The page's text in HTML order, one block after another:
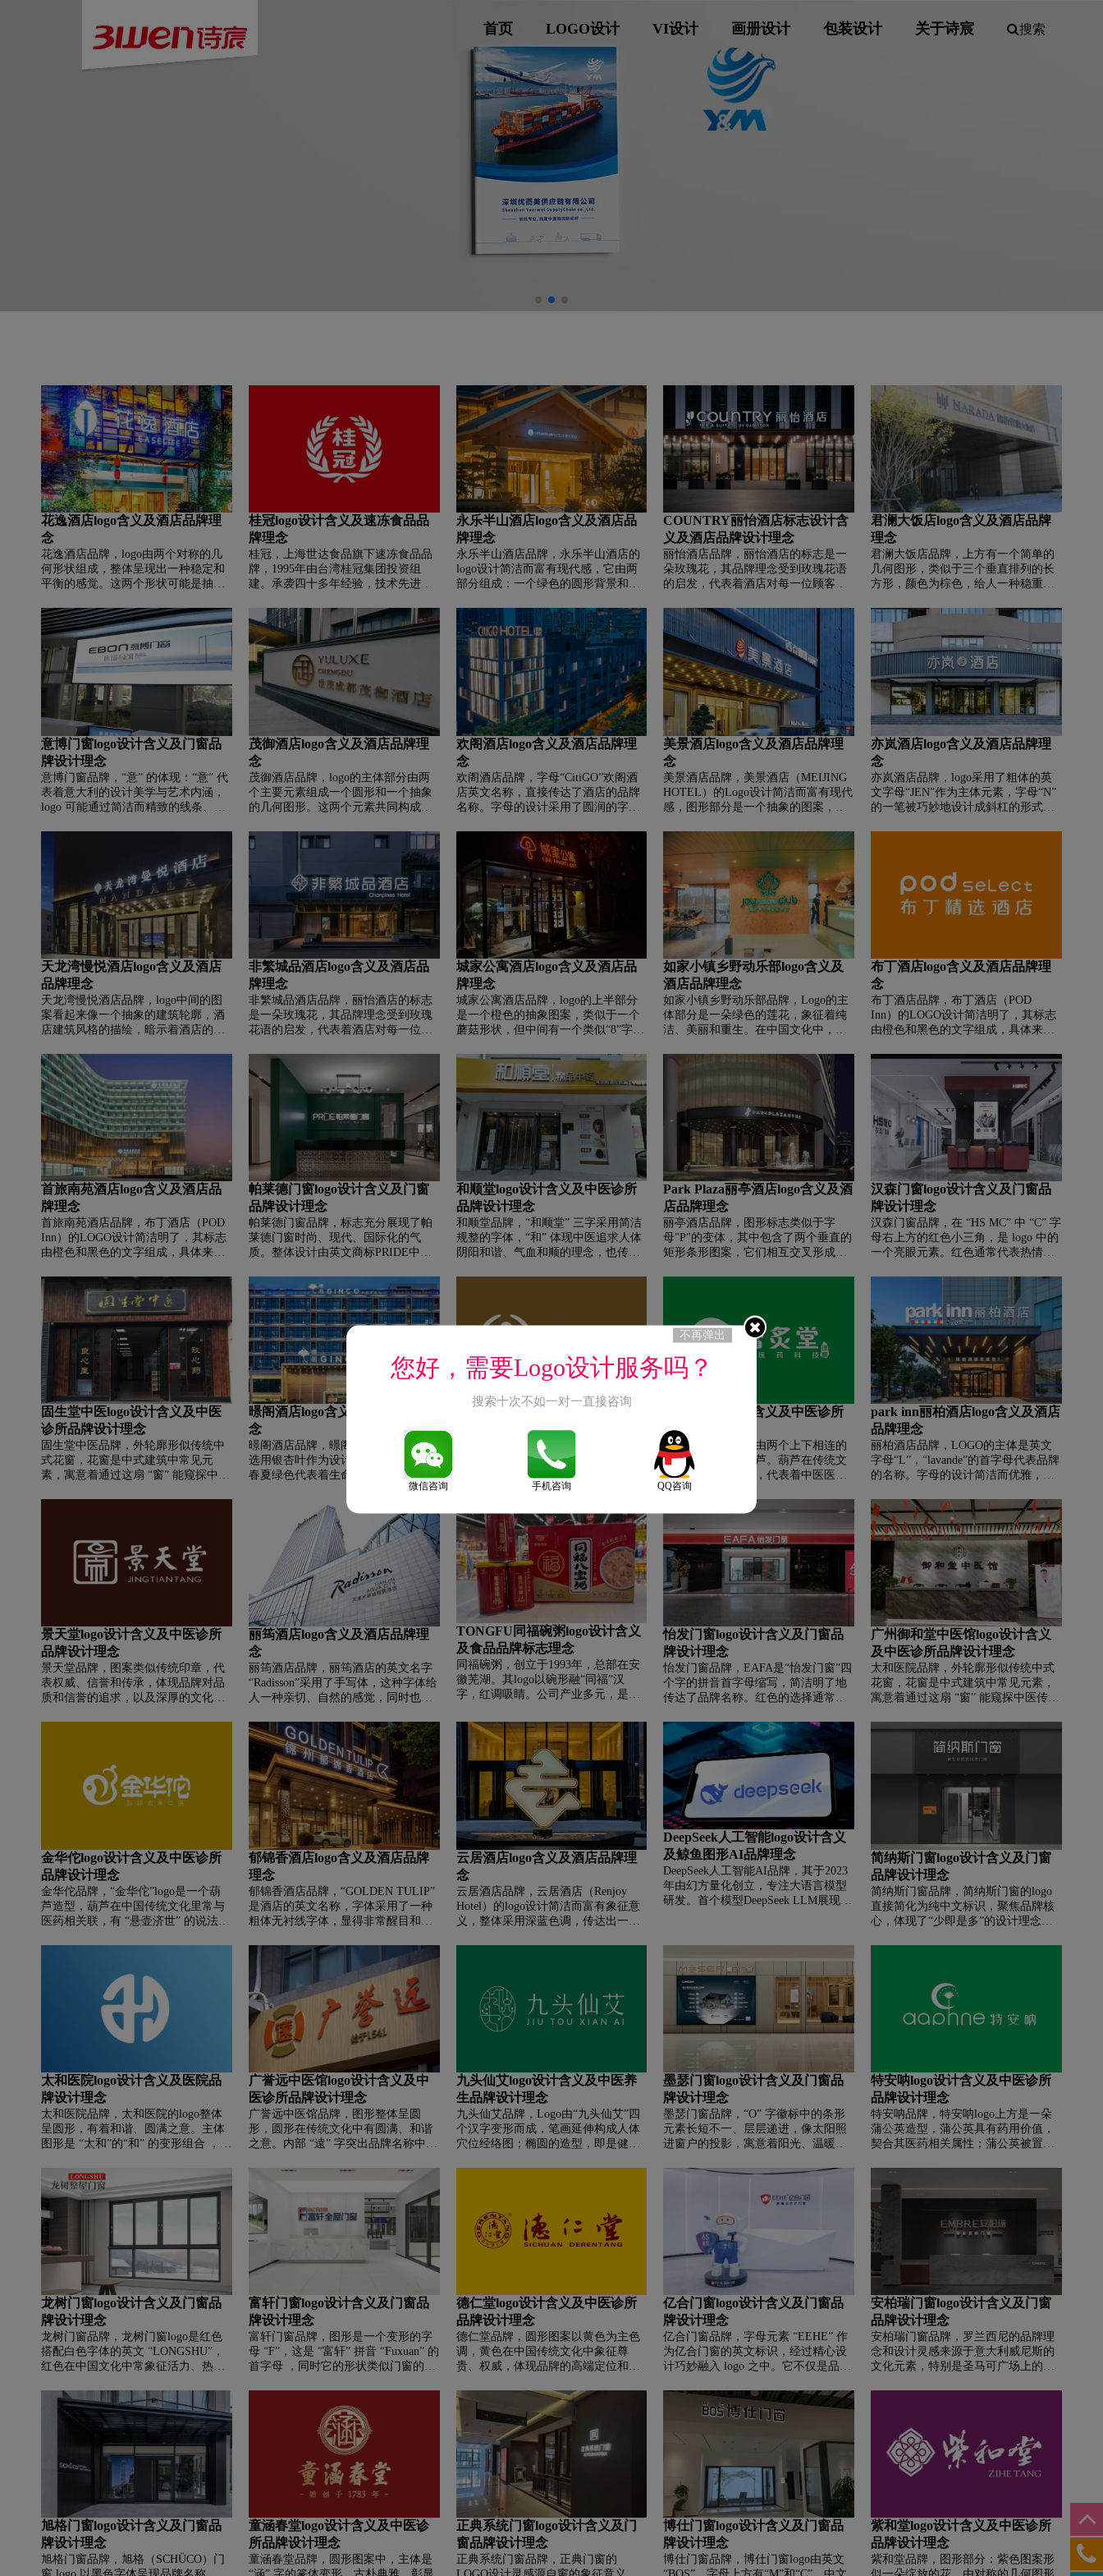
首页 LOGO设计 VI设计 画册设计 包装设计 关于诗宸 搜索
花逸酒店logo含义及酒店品牌理
念
花逸酒店品牌，‌‌logo由两个对称的几
何形状组成，整体呈现出一种稳定和
平衡的感觉。这两个形状可能是抽象
环境和服务质量。黑色通常代表着稳
重、成熟和高贵，这种颜色的选择可
能意在传达柏槿酒店的高端服务和专
业形象。简洁大方的设计风格体现了
柏槿酒店对细节的关注和对高品质的
追求。同时，这种设计也容易让人记
住，有助于提升品牌知名度。
桂冠logo设计含义及速冻食品品
牌理念
桂冠，上海世达食品旗下速冻食品品
牌，1995年由台湾桂冠集团投资组
建。承袭四十多年经验，技术先进，
鲜等多品类，畅销国内外。秉持“创
新、认真、负责”，以品质和丰富品
种，为消费者带来美味健康的速冻美
食。
永乐半山酒店logo含义及酒店品
牌理念
永乐半山酒店品牌，‌‌永乐半山酒店的
logo设计简洁而富有现代感，它由两
部分组成：一个绿色的圆形背景和一
征着自然、生长和和谐，这与永乐半
山酒店倡导的自然极简设计理念相契
合。白色则代表着纯净、高雅和宁
静，进一步强化了酒店想要传递的清
新和放松的氛围。
COUNTRY丽怡酒店标志设计含
义及酒店品牌设计理念
丽怡酒店品牌，‌‌丽怡酒店的标志是一
朵玫瑰花，其品牌理念受到玫瑰花语
的启发，代表着酒店对每一位顾客的
中的“心怡之所”。整个标志的设计简
洁而现代，色彩搭配清新，给人一种
温馨、舒适的感觉，符合丽怡酒店的
品牌定位。
君澜大饭店logo含义及酒店品牌
理念
君澜大饭店品牌，‌‌上方有一个简单的
几何图形，类似于三个垂直排列的长
方形，颜色为棕色，给人一种稳重的
汉字，字体较为传统且清晰易读。在
汉字下面有一行较小的英文“Yancheng
Jiangsu · China”，表示饭店的位置信
息。最底部是大写的“NARADA”，这
是君澜酒店集团的英文名称。
意博门窗logo设计含义及门窗品
牌设计理念
意博门窗品牌，‌‌“意” 的体现：“意” 代
表着意大利的设计美学与艺术内涵，
logo 可能通过简洁而精致的线条、优
之意，象征着意博门窗拥有丰富的产
品系列、广泛的市场覆盖以及深厚的
品牌底蕴。logo 的设计可能寓意着品
牌在门窗领域的广泛涉猎和深入探
索，展现出品牌的多元化和综合性。
茂御酒店logo含义及酒店品牌理
念
茂御酒店品牌，‌‌logo的主体部分由两
个主要元素组成一个圆形和一个抽象
的几何图形。这两个元素共同构成了
满、和谐与包容性，这与茂御酒店所
追求的服务理念和客户体验相契合。
其次，圆圈内部的几何图形则是由一
系列直线和曲线构成，它们组成了一
个复杂的图案。这个图案看起来像是
一扇门或窗框，象征着进入一个新的
领域或空间。整个logo的颜色采用了
棕色系，这种颜色通常与温暖、舒适
和自然联系在一起，这符合茂御酒店
想要传达的氛围和感觉。
欢阁酒店logo含义及酒店品牌理
念
欢阁酒店品牌，‌‌字母“CitiGO”欢阁酒
店英文名称，直接传达了酒店的品牌
名称。字母的设计采用了圆润的字
合酒店想要传递的温馨和舒适的印
象。黑色和红色都是强烈的颜色突出
酒店的现代感和活力，同时也暗示着
酒店提供的多样化和充满活力的住宿
体验。LOGO的整体布局平衡和谐，
文字部分清晰可见，图形部分简洁大
方。这样的设计使得LOGO在各种应
用场合都能保持良好的视觉效果和专
业形象。
美景酒店logo含义及酒店品牌理
念
美景酒店品牌，‌‌美景酒店（MEIJING
HOTEL）的Logo设计简洁而富有现代
感，图形部分是一个抽象的图案，类
求的品质和服务水平，同时也传达了
一种动感与活力。中文为“美景酒
店”，英文为“MEIJING HOTEL”。字
体选用的是粗体字，使其更加醒目易
记。中文“美景酒店”直接表达了酒店
的中文名称，而英文“MEIJING
HOTEL”则是对中文的音译，便于国
际游客识别。
亦岚酒店logo含义及酒店品牌理
念
亦岚酒店品牌，‌‌logo采用了粗体的英
文字母“JEN”作为主体元素，字母“N”
的一笔被巧妙地设计成斜杠的形式，
天龙湾慢悦酒店logo含义及酒店
品牌理念
天龙湾慢悦酒店品牌，‌‌logo中间的图
案看起来像一个抽象的建筑轮廓，酒
店建筑风格的描绘，暗示着酒店的高
的颜色，常用于代表财富、成功和权
力。金色强调酒店的高端服务和豪华
设施。大写的英文字母给人一种正式
和专业的感觉，而中文则采用了传统
的书法字体，体现了酒店的国际化又
保留了本土文化的特色。天龙湾曼悦
酒店的logo通过简洁的设计和丰富的
色彩传达出一种高端、优雅且具有文
化底蕴的形象。
非繁城品酒店logo含义及酒店品
牌理念
非繁城品酒店品牌，‌‌丽怡酒店的标志
是一朵玫瑰花，其品牌理念受到玫瑰
花语的启发，代表着酒店对每一位顾
旅途中的“心怡之所”。整个标志的设
计简洁而现代，色彩搭配清新，给人
一种温馨、舒适的感觉，符合丽怡酒
城家公寓酒店logo含义及酒店品
牌理念
城家公寓酒店品牌，‌‌logo的上半部分
是一个橙色的抽象图案，类似于一个
蘑菇形状，但中间有一个类似“8”字形
适的感觉，仿佛是一盏灯泡发出的柔
和光芒，象征着光明和希望。logo的
下半部分是中文“城家公寓”和英文
“CJIA APARTMENT”。字体颜色同样
是橙色，与图形部分相呼应，使整个
logo看起来非常和谐统一。logo传达了
城家公寓的品牌形象，即提供一个温
馨、舒适且充满希望的居住环境。
如家小镇乡野动乐部logo含义及
酒店品牌理念
如家小镇乡野动乐部品牌，‌‌Logo的主
体部分是一朵绿色的莲花，象征着纯
洁、美丽和重生。在中国文化中，莲
尚的品质和美好的愿望。Logo采用了
绿色作为主色调，这种颜色通常与自
然、生命力和希望相关联。绿色也给
人一种清新、宁静的感觉，符合乡村
度假的主题。
布丁酒店logo含义及酒店品牌理
念
布丁酒店品牌，‌‌布丁酒店（POD
Inn）的LOGO设计简洁明了，其标志
由橙色和黑色的文字组成，具体来
字母，其中“p”、“o”和“d”三个字母采
用了橙色的字体，“i”和“n”两个字母则
使用了黑色的字体。“p”、“o”和“d”三
个字母的设计风格较为圆润，而“i”和
“n”两个字母则是直线构成，这种颜色
和形状的组合使得整个LOGO既醒目
又易于识别。
首旅南苑酒店logo含义及酒店品
牌理念
首旅南苑酒店品牌，‌‌布丁酒店（POD
Inn）的LOGO设计简洁明了，其标志
由橙色和黑色的文字组成，具体来
字母，其中“p”、“o”和“d”三个字母采
用了橙色的字体，“i”和“n”两个字母则
使用了黑色的字体。“p”、“o”和“d”三
个字母的设计风格较为圆润，而“i”和
“n”两个字母则是直线构成，这种颜色
和形状的组合使得整个LOGO既醒目
又易于识别。
帕莱德门窗logo设计含义及门窗
品牌设计理念
帕莱德门窗品牌，‌‌标志充分展现了帕
莱德门窗时尚、现代、国际化的气
质。整体设计由英文商标PRIDE中字
窗，干净简洁而充满动感，中文商标
部分同样用细腻简练的线条来呼应，
正是时下全球化品牌推广现代、简约
的新潮流。ID，是身份标识号、唯一
编码、专属号码之义，嵌入PRIDE
中，则倡导一种尊贵、专属的生活哲
学。帕莱德门窗更强调对于中国传统
色彩文化的认可，品牌主色调——红
色，代表着奔放、活力、激情、力
量。
和顺堂logo设计含义及中医诊所
品牌设计理念
和顺堂品牌，‌‌“和顺堂” 三字采用简洁
规整的字体，“和” 体现中医追求人体
阴阳和谐、气血和顺的理念，也传达
构性质。“一名医・名药” 的表述突出
其品牌特色，强调拥有知名中医师和
务。整体采用金色，金色在传统文化
中象征尊贵、高端、可靠，彰显和顺
域的专业、权威形象。
Park Plaza丽亭酒店logo含义及酒
店品牌理念
丽亭酒店品牌，‌‌图形标志类似于字
母"P"的变体，其中包含了两个垂直的
矩形条形图案，它们相互交叉形成一
牌的名称首字母"P"，也可能象征着某
种特定的品牌理念或愿景。
汉森门窗logo设计含义及门窗品
牌设计理念
汉森门窗品牌，‌‌在 “HS MC” 中 “C” 字
母右上方的红色小三角，是 logo 中的
一个亮眼元素。红色通常代表热情、
门窗行业中充满活力的发展态势，以
及积极为消费者提供服务的热情态
度。从形状上看，三角具有稳定性，
暗示汉森门窗产品具有稳固、可靠的
品质特性，能够为消费者的家居生活
提供坚实的保障。 此外，三角元素也
可能寓意着品牌在发展过程中不断向
上突破、追求卓越的精神。
固生堂中医logo设计含义及中医
诊所品牌设计理念
固生堂中医品牌，‌‌外轮廓形似传统中
式花窗，花窗是中式建筑中常见元
素，寓意着通过这扇 “窗” 能窥探中医
暻阁酒店logo含义及酒店品牌理
念
暻阁酒店品牌，‌‌暻阁酒店的品牌标志
选用银杏叶作为设计元素，银杏叶的
春夏绿色代表着生命、自然与和谐，
而秋冬的黄色则象征着艺术、宁静与
禅意。这种设计寓意着希望客人在暻
阁的自然和谐氛围中享受生命的乐
趣，同时也在这个禅意空间中探寻内
心的真我。
意守堂logo设计含义及中医诊所
品牌设计理念
意守堂品牌，‌‌图形整体呈圆形，象征
圆满、和谐与完整，也代表着中医追
求人体阴阳平衡的理念。图形中间部
分像是一个抽象的 “人” 形，体现了意
时，其中还包含类似 “S” 的形状，可
能是 “守” 字拼音首字母的变形，突出
品牌名称中的 “守”。此外，图形中类
似双手环抱的形态，给人以呵护、守
护之感，寓意着意守堂对人们健康的
悉心守护。
膏炙堂logo设计含义及中医诊所
品牌设计理念
膏炙堂品牌，‌‌整体由两个上下相连的
圆形构成，形似葫芦。葫芦在传统文
化里是中药的象征，代表着中医医药
行业，寓意君和堂专注中医领域，提
供医药相关服务。同时，圆形有圆
阳平衡、和谐的理念。中间 “君和堂”
三字采用红色字体，红色在中国文化
中象征吉祥、活力、热情，传达出品
牌积极、热忱的服务态度。右侧 “JUN
HE TANG” 明确品牌名称的英文表
park inn丽柏酒店logo含义及酒店
品牌理念
丽柏酒店品牌，‌‌LOGO的主体是英文
字母“L”，“lavande”的首字母代表品牌
的名称。字母的设计简洁而优雅，体
形似一株薰衣草，这反映了品牌的核
心价值——追求自然、健康、舒适的
睡眠环境。薰衣草以其助眠效果著
称，这与丽枫酒店倡导的健康睡眠理
念相契合。LOGO采用了紫色的色
调，这种颜色给人一种高贵、神秘的
感觉，同时也与薰衣草的颜色相符。
紫色还象征着宁静和平静，有助于营
造一种放松的氛围。LOGO的整体设
计简洁大方，易于识别。
景天堂logo设计含义及中医诊所
品牌设计理念
景天堂品牌，‌‌图案类似传统印章，代
表权威、信誉和传承，体现品牌对品
质和信誉的追求，以及深厚的文化底
朴典雅，传达出品牌的传统气质。
丽筠酒店logo含义及酒店品牌理
念
丽筠酒店品牌，‌‌丽筠酒店的英文名字
“Radisson”采用了手写体，这种字体给
人一种亲切、自然的感觉，同时也体
“R”和“d”之间的连接处有一个明显的
曲线变化，增加了视觉上的流动感和
动感。整个标志主要使用了黑色和绿
色两种颜色。其中，“Radisson”一词采
用黑色，而下方的小字则使用了绿
色。这种色彩搭配既符合酒店行业的
清新、自然属性，又能够传达出一种
环保、健康的理念。在“Radisson”一词
下方，有一条绿色的横线，这条线的
存在使得整个标志更加完整，并且通
过颜色的对比突出了品牌名称。此
外，这条绿线可能象征着生长、发展
或可持续性，这与许多现代企业所倡
导的理念相契合。
TONGFU同福碗粥logo设计含义
及食品品牌标志理念
同福碗粥，创立于1993年，总部在安
徽芜湖。其logo以碗形融“同福”汉
字，红调吸睛。公司产业多元，是行
获多项专利。还建有粥文化博物馆
等，传承弘扬粥文化，打造全程可控
怡发门窗logo设计含义及门窗品
牌设计理念
怡发门窗品牌，‌‌EAFA是“怡发门窗”四
个字的拼音首字母缩写，简洁明了地
传达了品牌名称。红色的选择通常代
注意力，给人一种强烈的视觉冲击
力。对于门窗这样的家居建材产品来
说，红色可能意味着坚固耐用和高品
质。整个Logo的设计风格简约而不失
大气，既体现了企业的专业性，又易
于识别和记忆。这种设计有助于建立
品牌形象，提高消费者的认知度和忠
诚度。
广州御和堂中医馆logo设计含义
及中医诊所品牌设计理念
太和医院品牌，‌‌外轮廓形似传统中式
花窗，花窗是中式建筑中常见元素，
寓意着通过这扇 “窗” 能窥探中医传统
播中医文化、提供医疗服务的窗口 。
金华佗logo设计含义及中医诊所
品牌设计理念
金华佗品牌，‌‌“金华佗”logo是一个葫
芦造型，葫芦在中国传统文化里常与
医药相关联，有 “悬壶济世” 的说法，
现代科技与传统中医相结合的理念，
旨在以科技手段推动中医的传承与发
郁锦香酒店logo含义及酒店品牌
理念
郁锦香酒店品牌，‌‌“GOLDEN TULIP”
是酒店的英文名称，字体采用了一种
粗体无衬线字体，显得非常醒目和大
传统的中文书法字体，给人一种优雅
的感觉。在“TULIP”一词旁边有一个
类似郁金香花朵形状的图案，这是对
酒店名称的一种直观表达。图案也象
征着美丽、生机勃勃和高雅，符合酒
店想要传达的品牌形象。
云居酒店logo含义及酒店品牌理
念
云居酒店品牌，‌‌云居酒店（Renjoy
Hotel）的logo设计简洁而富有象征意
义，整体采用深蓝色调，传达出一种
三角形，象征着山峰或建筑的轮廓，
寓意着酒店的高品质和优雅氛围。
“居”字形则被设计成一个类似房屋形
DeepSeek人工智能logo设计含义
及鲸鱼图形AI品牌理念
DeepSeek人工智能AI品牌，其于2023
年由幻方量化创立，专注大语言模型
研发。首个模型DeepSeek LLM展现强
logo以鲸鱼为核心，融合开源理念，
蓝色调凸显科技与亲和。文中还配有
logo、网站界面等图片辅助理解。
简纳斯门窗logo设计含义及门窗
品牌设计理念
简纳斯门窗品牌，‌‌简纳斯门窗的logo
直接简化为纯中文标识，聚焦品牌核
心，体现了“少即是多”的设计理念，
安全感”的保障‌。此外，简纳斯门窗的
logo还融入了爱马仕橙的经典色彩和
骑士马的IP形象，进一步强化了品牌
太和医院logo设计含义及医院品
牌设计理念
太和医院品牌，‌‌太和医院的logo整体
呈圆形，有着和谐、圆满之意。主体
图形是 “太和”的“和” 的变形组合 ，造
专业、可靠、冷静的感觉，可能意在
传达医院在医疗服务方面的专业、可
靠等特质。
广誉远中医馆logo设计含义及中
医诊所品牌设计理念
广誉远中医馆品牌，‌‌图形整体呈圆
形，圆形在传统文化中有圆满、和谐
之意。内部 “遠” 字突出品牌名称中的
于 1541 年 。“遠” 字被类似鼎足的形
状环绕，鼎在古代是重要礼器，象征
稳固、诚信、权威，寓意广誉远在中
医药领域稳固的地位、诚信的经营理
念和专业的权威性。同时色彩上采用
橙色和金色，橙色给人活力、温暖之
感，金色彰显尊贵、高端，体现品牌
的活力与高品质。
九头仙艾logo设计含义及中医养
生品牌设计理念
九头仙艾品牌，‌‌Logo由“九头仙艾”四
个汉字变形而成，笔画延伸构成人体
穴位经络图；椭圆的造型，即是健康
感，显示出企业对于千年艾灸以及九
头仙艾的敬畏之心，更象征多方协作
的企业精神，内外通达，九头仙艾事
墨瑟门窗logo设计含义及门窗品
牌设计理念
墨瑟门窗品牌，‌‌“O” 字徽标中的条形
元素长短不一、层层递进，像太阳照
进窗户的投影，寓意着阳光、温暖和
瑟门窗精致的生产、制造工艺进行意
杂且井然有序的工艺和匠心。此外，
形似数字O的 “O”，还承载着墨瑟 “0
碳排放” 的环保理想，体现出墨瑟持
续进步、不断创新的精神，契合了工
业的可持续发展愿景。
特安呐logo设计含义及中医诊所
品牌设计理念
特安呐品牌，‌‌特安呐logo上方是一朵
蒲公英造型，蒲公英具有药用价值，
契合其医药相关属性；蒲公英被置于
感。下方 “aaphne 特安呐”，“aaphne”
可能是品牌自创英文名称，整体绿色
的色调给人自然、健康的感觉，传达
出品牌在医药领域自然、健康的理
念。
龙树门窗logo设计含义及门窗品
牌设计理念
龙树门窗品牌，‌‌‌龙树门窗logo是红色
搭配白色字体的英文 “LONGSHU”，
红色在中国文化中常象征活力、热情
整屋门窗” 以黑色字体呈现，简洁清
晰地表明品牌名称和业务范畴。“龙”
是中华民族的精神象征，代表着权
威、尊贵与力量，“树” 有树立、稳固
之意，整体可能寓意品牌像龙一样具
有强大实力，能稳固树立行业地位，
为消费者提供整屋门窗产品和服务。
富轩门窗logo设计含义及门窗品
牌设计理念
富轩门窗品牌，‌‌图形是一个变形的字
母 “F”，这是 “富轩” 拼音 “Fuxuan” 的
首字母 ，同时它的形状类似门窗的框
者心中的印象。
德仁堂logo设计含义及中医诊所
品牌设计理念
德仁堂品牌，‌‌圆形图案以黄色为主色
调，黄色在中国传统文化中象征尊
贵、权威，体现品牌的高端定位和在
“DERENTANG 四川德仁堂” 字样，明
确品牌名称和地域属性。内部 “德仁
堂” 三字，突出品牌名。圆形寓意圆
满、和谐，契合中医追求人体阴阳平
衡的理念。“德仁堂” 三字采用书法字
体，富有传统文化韵味，彰显品牌深
厚的文化底蕴。“SICHUAN
DERENTANG” 进一步强化品牌的地
域和名称信息，方便识别和传播。整
体设计传达出德仁堂作为中医药品牌
的传统、权威与和谐。
亿合门窗logo设计含义及门窗品
牌设计理念
亿合门窗品牌，‌‌字母元素 “EEHE” 作
为亿合门窗的英文标识，经过精心设
计巧妙融入 logo 之中。它不仅是品牌
值理念。两个 “E” 与两个 “H” 的对称
排列，传达出一种平衡、和谐的感
觉，象征着亿合门窗追求产品性能与
美观的完美平衡，以及在企业发展过
研发、生产制造、市场营销和客户服
务等环节，实现全面、可持续的发展
安柏瑞门窗logo设计含义及门窗
品牌设计理念
安柏瑞门窗品牌，‌‌‌罗兰西尼的品牌理
念和设计灵感来源于意大利威尼斯的
文化元素，特别是圣马可广场上的带
神”的决心，为千万中国高端住宅提供
安全、美观且功能卓越的门窗解决方
案。
旭格门窗logo设计含义及门窗品
牌设计理念
旭格门窗品牌，‌‌‌旭格（SCHÜCO）门
‌童涵春堂logo设计含义及中医诊
所品牌设计理念
‌童涵春堂品牌，‌‌圆形图案中，主体是
正典系统门窗logo设计含义及门
窗品牌设计理念
正典系统门窗品牌，‌‌‌正典门窗的
博仕门窗logo设计含义及门窗品
牌设计理念
博仕门窗品牌，‌‌‌博仕门窗logo由英文
紫和堂logo设计含义及中医诊所
品牌设计理念
紫和堂品牌，‌‌图形部分：紫色图案形
不再弹出
您好，需要Logo设计服务吗？
搜索十次不如一对一直接咨询
微信咨询 手机咨询 QQ咨询